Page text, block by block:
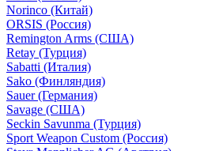
Norinco (Китай)
ORSIS (Россия)
Remington Arms (США)
Retay (Турция)
Sabatti (Италия)
Sako (Финляндия)
Sauer (Германия)
Savage (США)
Seckin Savunma (Турция)
Sport Weapon Custom (Россия)